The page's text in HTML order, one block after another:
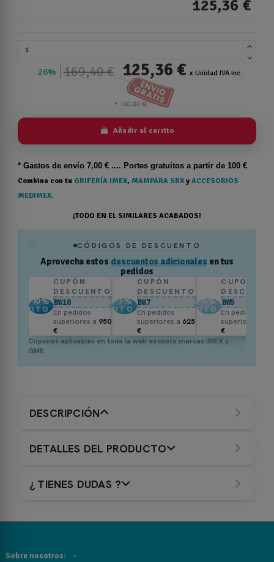
125,36 €
26% 169,40 € 125,36 € x Unidad IVA inc.
Añadir al carrito
* Gastos de envío 7,00 € .... Portes gratuitos a partir de 100 €
Combina con tu GRIFERÍA IMEX, MAMPARA SBX y ACCESORIOS
MEDIMEX.
¡TODO EN EL SIMILARES ACABADOS!
CÓDIGOS DE DESCUENTO
Aprovecha estos descuentos adicionales en tus
pedidos
10%
DTO.
CUPÓN
DESCUENTO
BW10
En pedidos
superiores a 950
€
7%
DTO.
CUPÓN
DESCUENTO
BW7
En pedidos
superiores a 625
€
5%
DTO.
CUPÓN
BW5
En pedidos
superiores a
€
Cupones aplicables en toda la web excepto marcas IMEX y
GME
DESCRIPCIÓN
DETALLES DEL PRODUCTO
¿ TIENES DUDAS ?
Sobre nosotros: